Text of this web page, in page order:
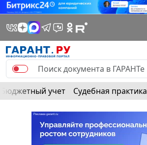
Бюджетный учет Судебная практика